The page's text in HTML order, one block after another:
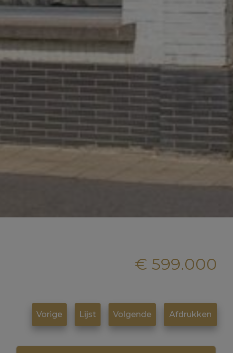
€ 599.000
Vorige Lijst Volgende Afdrukken